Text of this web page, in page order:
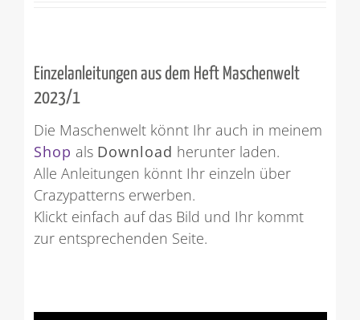
Einzelanleitungen aus dem Heft Maschenwelt
2023/1
Die Maschenwelt könnt Ihr auch in meinem
Shop als Download herunter laden.
Alle Anleitungen könnt Ihr einzeln über
Crazypatterns erwerben.
Klickt einfach auf das Bild und Ihr kommt
zur entsprechenden Seite.